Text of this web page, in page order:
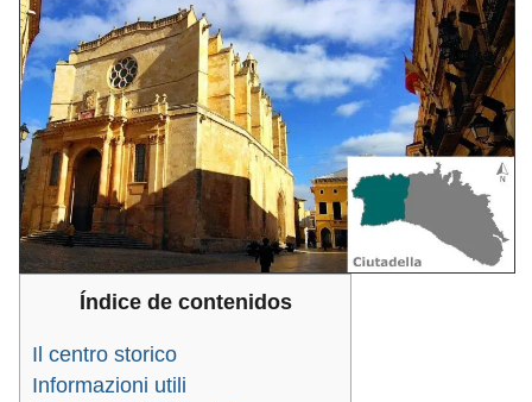
Índice de contenidos
Il centro storico
Informazioni utili